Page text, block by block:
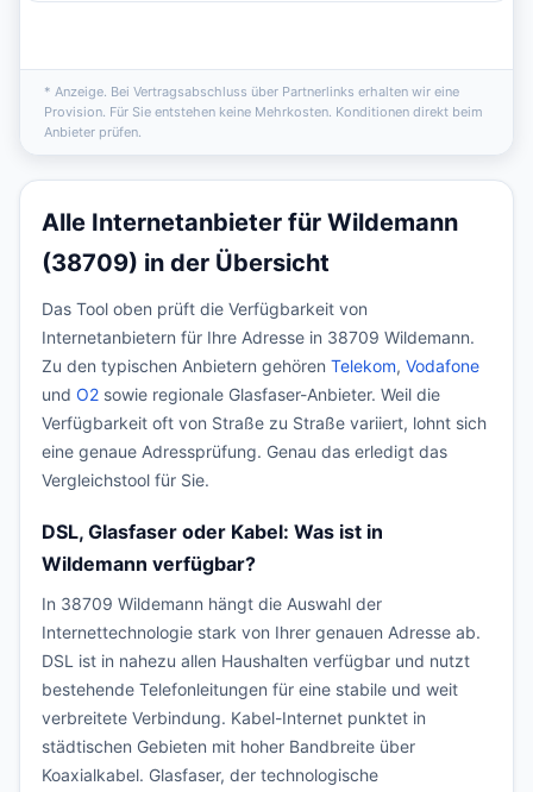
* Anzeige. Bei Vertragsabschluss über Partnerlinks erhalten wir eine
Provision. Für Sie entstehen keine Mehrkosten. Konditionen direkt beim
Anbieter prüfen.
Alle Internetanbieter für Wildemann
(38709) in der Übersicht
Das Tool oben prüft die Verfügbarkeit von
Internetanbietern für Ihre Adresse in 38709 Wildemann.
Zu den typischen Anbietern gehören Telekom, Vodafone
und O2 sowie regionale Glasfaser-Anbieter. Weil die
Verfügbarkeit oft von Straße zu Straße variiert, lohnt sich
eine genaue Adressprüfung. Genau das erledigt das
Vergleichstool für Sie.
DSL, Glasfaser oder Kabel: Was ist in
Wildemann verfügbar?
In 38709 Wildemann hängt die Auswahl der
Internettechnologie stark von Ihrer genauen Adresse ab.
DSL ist in nahezu allen Haushalten verfügbar und nutzt
bestehende Telefonleitungen für eine stabile und weit
verbreitete Verbindung. Kabel-Internet punktet in
städtischen Gebieten mit hoher Bandbreite über
Koaxialkabel. Glasfaser, der technologische